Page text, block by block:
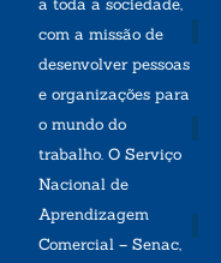
a toda a sociedade,
com a missão de
desenvolver pessoas
e organizações para
o mundo do
trabalho. O Serviço
Nacional de
Aprendizagem
Comercial – Senac,